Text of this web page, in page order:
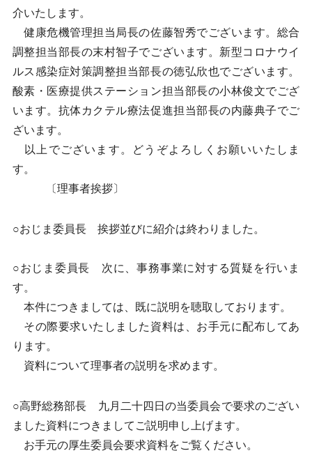
介いたします。
健康危機管理担当局長の佐藤智秀でございます。総合
調整担当部長の末村智子でございます。新型コロナウイ
ルス感染症対策調整担当部長の徳弘欣也でございます。
酸素・医療提供ステーション担当部長の小林俊文でござ
います。抗体カクテル療法促進担当部長の内藤典子でご
ざいます。
以上でございます。どうぞよろしくお願いいたしま
す。
〔理事者挨拶〕
○おじま委員長 挨拶並びに紹介は終わりました。
○おじま委員長 次に、事務事業に対する質疑を行いま
す。
本件につきましては、既に説明を聴取しております。
その際要求いたしました資料は、お手元に配布してあ
ります。
資料について理事者の説明を求めます。
○高野総務部長 九月二十四日の当委員会で要求のござい
ました資料につきましてご説明申し上げます。
お手元の厚生委員会要求資料をご覧ください。